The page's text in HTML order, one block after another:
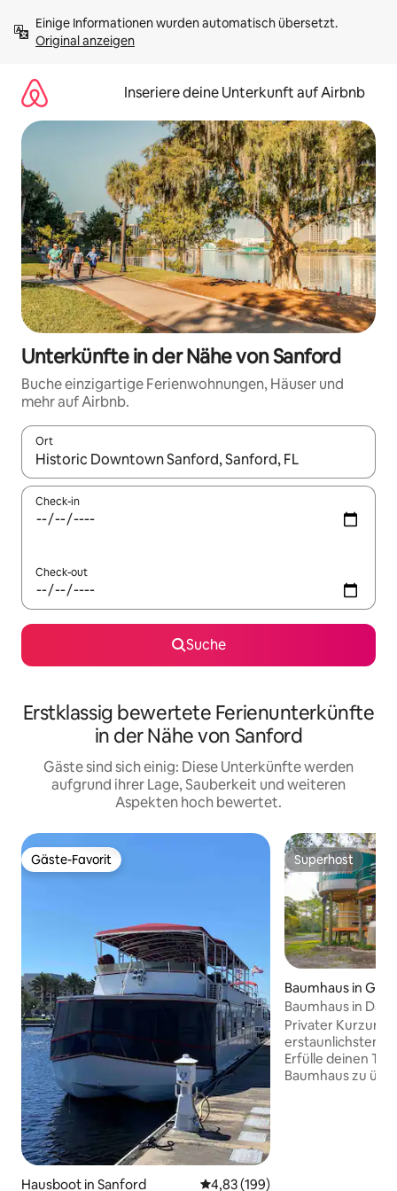
Inhalten
springenOriginal anzeigen
Inseriere deine Unterkunft auf Airbnb
Unterkünfte in der Nähe von Sanford
Buche einzigartige Ferienwohnungen, Häuser und
mehr auf Airbnb.
Ort
Wenn Ergebnisse verfügbar sind, navigiere mit den
Check-in
Check-out
Suche
Erstklassig bewertete Ferienunterkünfte
in der Nähe von Sanford
Gäste sind sich einig: Diese Unterkünfte werden
aufgrund ihrer Lage, Sauberkeit und weiteren
Aspekten hoch bewertet.
Gäste-Favorit
Gäste-Favorit
Hausboot in Sanford Durchschnittliche Bewertung:
4,83 (199)
Superhost
Superhost
Baumhaus in Genf
Baumhaus in
Privater
erstaunlichsten
Erfülle deinen
Baumhaus zu